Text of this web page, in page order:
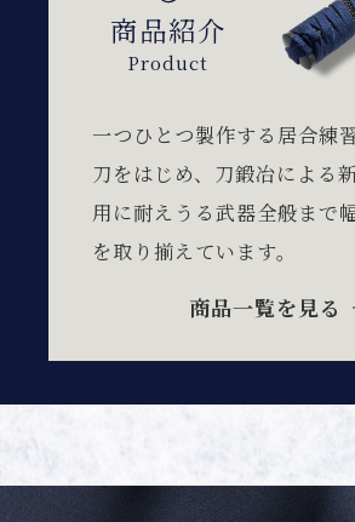
商品紹介
Product
一つひとつ製作する居合練
刀をはじめ、刀鍛冶による
用に耐えうる武器全般まで
を取り揃えています。
商品一覧を見る